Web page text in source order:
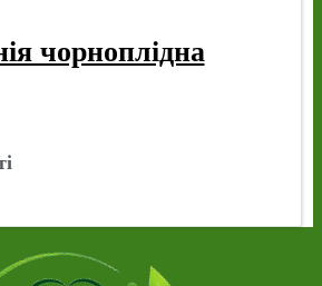
чорноплідна